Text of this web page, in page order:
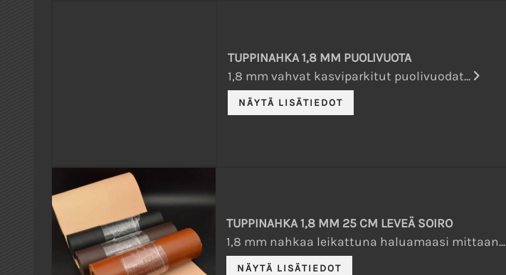
TUPPINAHKA 1,8 MM PUOLIVUOTA
1,8 mm vahvat kasviparkitut puolivuodat...
TUPPINAHKA 1,8 MM 25 CM LEVEÄ SOIRO
1,8 mm nahkaa leikattuna haluamaasi mittaan...